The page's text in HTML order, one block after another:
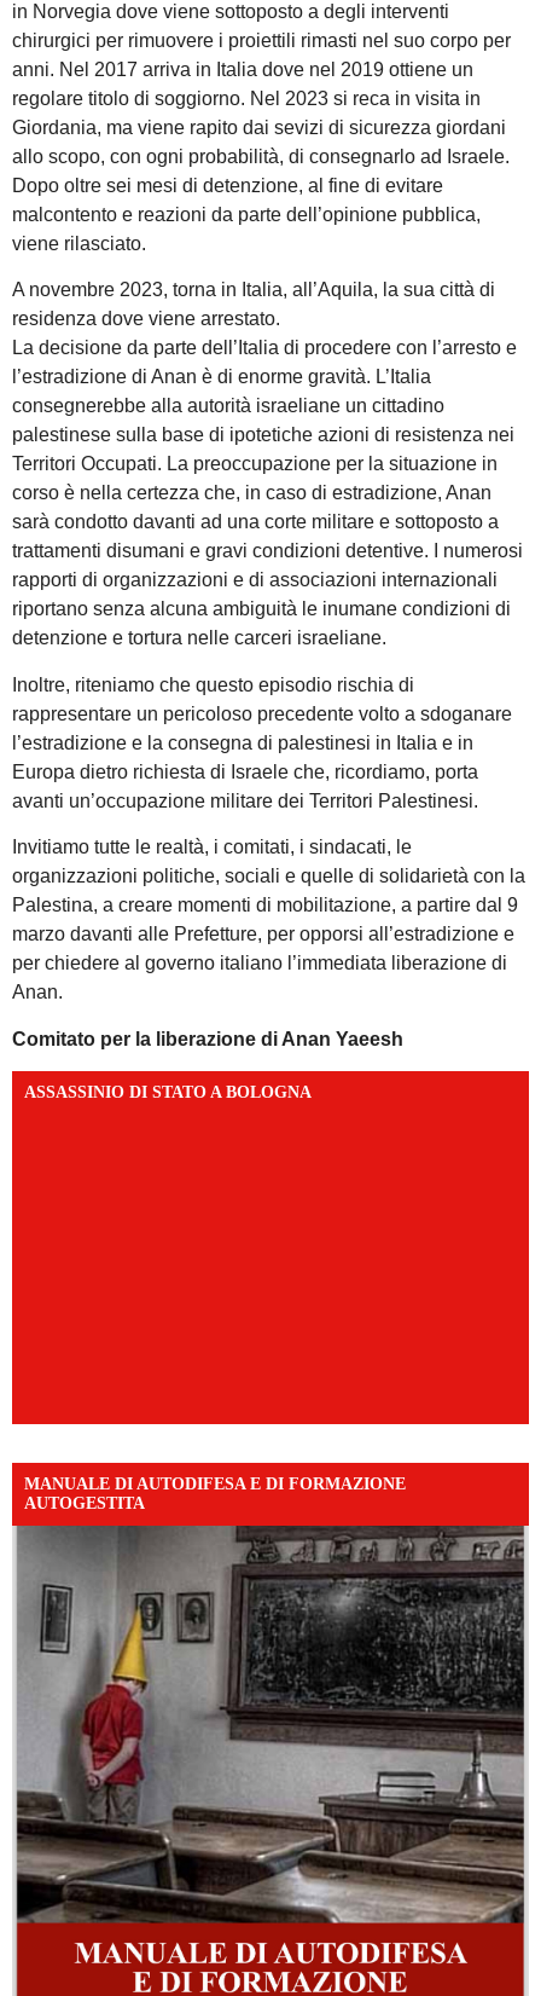
in Norvegia dove viene sottoposto a degli interventi
chirurgici per rimuovere i proiettili rimasti nel suo corpo per
anni. Nel 2017 arriva in Italia dove nel 2019 ottiene un
regolare titolo di soggiorno. Nel 2023 si reca in visita in
Giordania, ma viene rapito dai sevizi di sicurezza giordani
allo scopo, con ogni probabilità, di consegnarlo ad Israele.
Dopo oltre sei mesi di detenzione, al fine di evitare
malcontento e reazioni da parte dell’opinione pubblica,
viene rilasciato.
A novembre 2023, torna in Italia, all’Aquila, la sua città di
residenza dove viene arrestato.
La decisione da parte dell’Italia di procedere con l’arresto e
l’estradizione di Anan è di enorme gravità. L’Italia
consegnerebbe alla autorità israeliane un cittadino
palestinese sulla base di ipotetiche azioni di resistenza nei
Territori Occupati. La preoccupazione per la situazione in
corso è nella certezza che, in caso di estradizione, Anan
sarà condotto davanti ad una corte militare e sottoposto a
trattamenti disumani e gravi condizioni detentive. I numerosi
rapporti di organizzazioni e di associazioni internazionali
riportano senza alcuna ambiguità le inumane condizioni di
detenzione e tortura nelle carceri israeliane.
Inoltre, riteniamo che questo episodio rischia di
rappresentare un pericoloso precedente volto a sdoganare
l’estradizione e la consegna di palestinesi in Italia e in
Europa dietro richiesta di Israele che, ricordiamo, porta
avanti un’occupazione militare dei Territori Palestinesi.
Invitiamo tutte le realtà, i comitati, i sindacati, le
organizzazioni politiche, sociali e quelle di solidarietà con la
Palestina, a creare momenti di mobilitazione, a partire dal 9
marzo davanti alle Prefetture, per opporsi all’estradizione e
per chiedere al governo italiano l’immediata liberazione di
Anan.
Comitato per la liberazione di Anan Yaeesh
ASSASSINIO DI STATO A BOLOGNA
MANUALE DI AUTODIFESA E DI FORMAZIONE
AUTOGESTITA